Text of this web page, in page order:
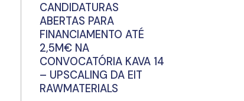
CANDIDATURAS
ABERTAS PARA
FINANCIAMENTO ATÉ
2,5M€ NA
CONVOCATÓRIA KAVA 14
– UPSCALING DA EIT
RAWMATERIALS